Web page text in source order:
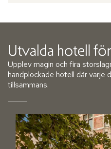
Utvalda hotell
Upplev magin och fira
handplockade hotell där varje
tillsammans.